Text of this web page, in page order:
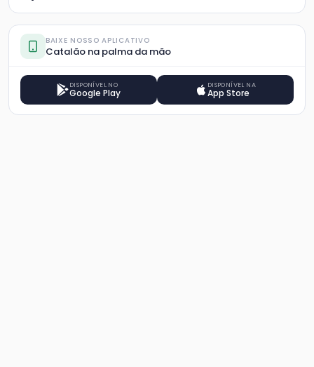
BAIXE NOSSO APLICATIVO
Catalão na palma da mão
DISPONÍVEL NO
Google Play
DISPONÍVEL NA
App Store